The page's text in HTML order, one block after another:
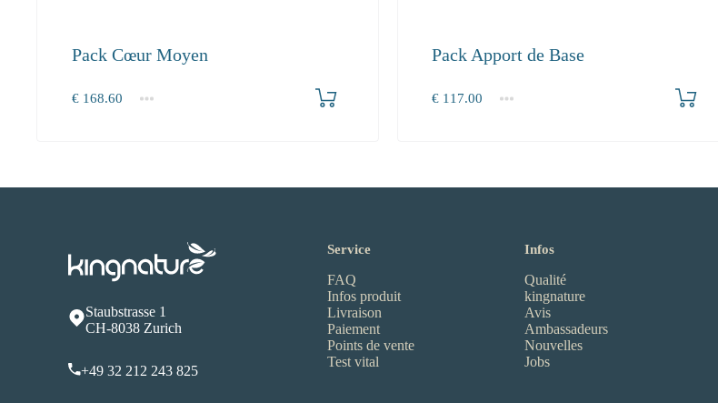
Pack Cœur Moyen
€168.60
1+
Pack Apport de Base
€ 117.00
1+
Staubstrasse 1
CH-8038 Zurich
+49 32 212 243 825
Service
FAQ
Infos produit
Livraison
Paiement
Points de vente
Test vital
Infos
Qualité
kingnature
Avis
Ambassadeurs
Nouvelles
Jobs